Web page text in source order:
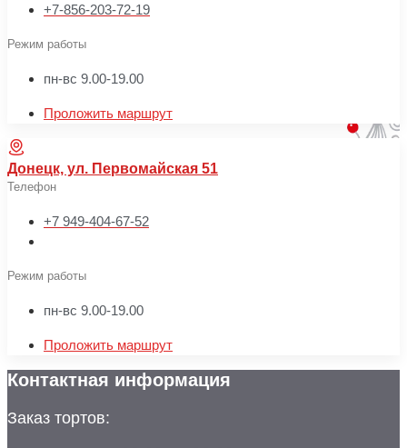
+7-856-203-72-19
Режим работы
пн-вс 9.00-19.00
Проложить маршрут
Донецк, ул. Первомайская 51
Телефон
+7 949-404-67-52
Режим работы
пн-вс 9.00-19.00
Проложить маршрут
Контактная информация
Заказ тортов: